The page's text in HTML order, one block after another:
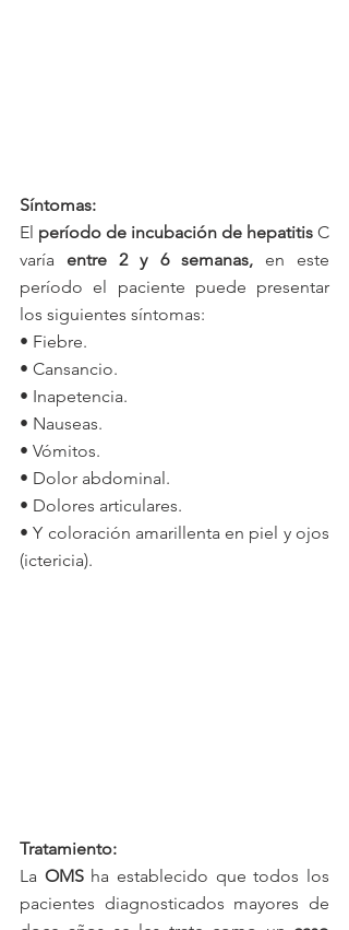
Síntomas:
El período de incubación de hepatitis C
varía entre 2 y 6 semanas, en este
período el paciente puede presentar
los siguientes síntomas:
• Fiebre.
• Cansancio.
• Inapetencia.
• Nauseas.
• Vómitos.
• Dolor abdominal.
• Dolores articulares.
• Y coloración amarillenta en piel y ojos
(ictericia).
Tratamiento:
La OMS ha establecido que todos los
pacientes diagnosticados mayores de